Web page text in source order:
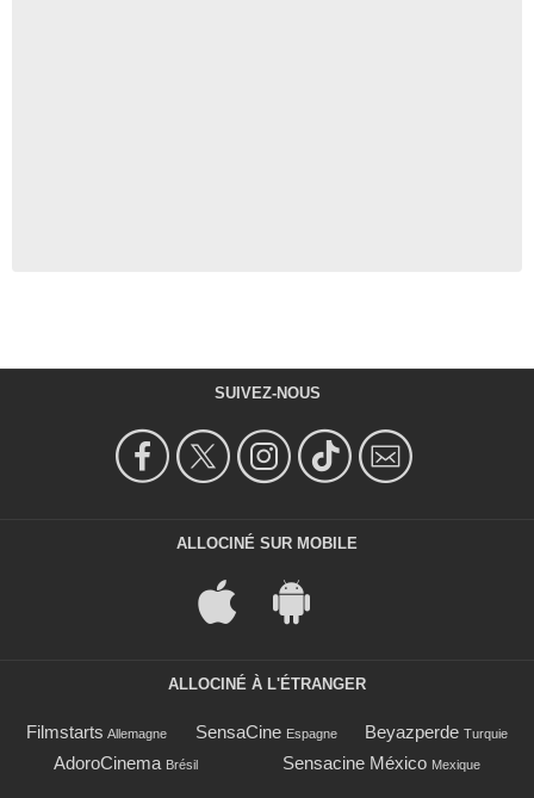
SUIVEZ-NOUS
ALLOCINÉ SUR MOBILE
ALLOCINÉ À L'ÉTRANGER
Filmstarts Allemagne SensaCine Espagne Beyazperde Turquie
AdoroCinema Brésil Sensacine México Mexique